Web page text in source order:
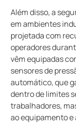
Além disso, a
em ambientes
projetada com
operadores
vêm equipadas
sensores de
automático, que
dentro de limites
trabalhadores,
ao equipamento